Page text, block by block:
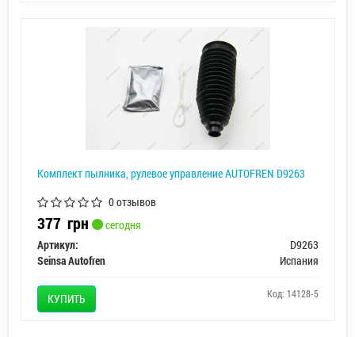
Комплект пылника, рулевое управление AUTOFREN D9263
0 отзывов
377 грн
сегодня
Артикул:
D9263
Seinsa Autofren
Испания
КУПИТЬ Код: 14128-5